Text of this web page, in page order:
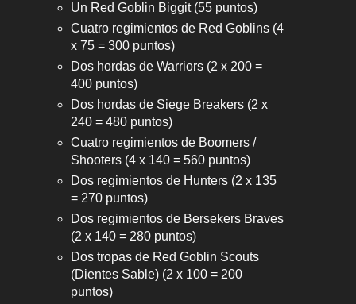
Un Red Goblin Biggit (55 puntos)
Cuatro regimientos de Red Goblins (4
x 75 = 300 puntos)
Dos hordas de Warriors (2 x 200 =
400 puntos)
Dos hordas de Siege Breakers (2 x
240 = 480 puntos)
Cuatro regimientos de Boomers /
Shooters (4 x 140 = 560 puntos)
Dos regimientos de Hunters (2 x 135
= 270 puntos)
Dos regimientos de Bersekers Braves
(2 x 140 = 280 puntos)
Dos tropas de Red Goblin Scouts
(Dientes Sable) (2 x 100 = 200
puntos)